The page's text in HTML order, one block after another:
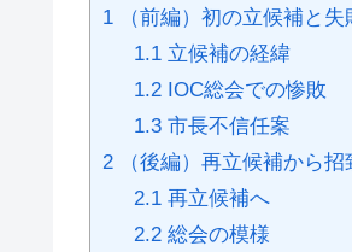
1 （前編）初の立候補と失
1.1立候補の経緯
1.2IOC総会での惨敗
1.3市長不信任案
2 （後編）再立候補から招
2.1再立候補へ
2.2総会の模様